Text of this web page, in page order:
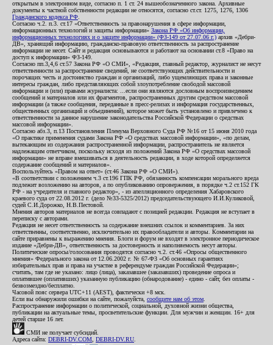
открытым в электронном виде, согласно п. 1 ст. 24 вышеобозначенного закона. Архивные
документы к частной собственности редакции не относятся, согласно ст.ст. 1275, 1276, 1306
Гражданского кодекса РФ
Согласно ч.2. п.3. ст.17 «Ответственность за правонарушения в сфере информации,
информационных технологий и защиты информации» Закона РФ «Об информации,
информационных технологиях и о защите информации» (ФЗ-149 от 27.07.06 г.) архив «Дебри-
ДВ», хранящий информацию, гражданско-правовую ответственность за распространение
информации не несет. Сайт и редакция основываются и работают на основании ст.8 «Право на
доступ к информации» ФЗ-149.
Согласно пп.3,4,6 ст.57 Закона РФ «О СМИ», «Редакция, главный редактор, журналист не несут
ответственности за распространение сведений, не соответствующих действительности и
порочащих честь и достоинство граждан и организаций, либо ущемляющих права и законные
интересы граждан, либо представляющих собой злоупотребление свободой массовой
информации и (или) правами журналиста: ...если они являются дословным воспроизведением
сообщений и материалов или их фрагментов, распространенных другим средством массовой
информации (а также сообщения, переданные в пресс-релизах и информация государственных,
общественных организаций и объединений), которое может быть установлено и привлечено к
ответственности за данное нарушение законодательства Российской Федерации о средствах
массовой информации».
Согласно абз.3, п.13 Постановления Пленума Верховного Суда РФ №16 от 15 июня 2010 года
«О практике применения судами Закона РФ «О средствах массовой информации», «по делам,
вытекающим из содержания распространенной информации, распространитель не является
надлежащим ответчиком, поскольку исходя из положений Закона РФ «О средствах массовой
информации» не вправе вмешиваться в деятельность редакции, в ходе которой определяется
содержание сообщений и материалов».
Воспользуйтесь «Правом на ответ» (ст.46 Закона РФ «О СМИ»).
«В соответствии с положением ч.3 ст.196 ГПК РФ, обязанность компенсации морального вреда
подлежит возложению на авторов, а по опубликованию опровержения, в порядке ч.2 ст.152 ГК
РФ - на учредителя и главного редактор», - из апелляционного определения Хабаровского
краевого суда от 22.08.2012 г. (дело №33-5325/2012) председательствующего И.И.Куликовой,
судей С.И.Дорожко, Н.В.Пестовой.
Мнения авторов материалов не всегда совпадают с позицией редакции. Редакция не вступает в
переписку с авторами.
Редакция не несет ответственность за содержание внешних ссылок и комментариев. За них
ответственны, соответственно, исключительно их правообладатели и авторы. Комментарии на
сайте приравнены к выражению мнения. Блоги и форум не входят в электронное периодическое
издание «Дебри-ДВ», ответственность за достоверность и наполняемость несут авторы.
Политические опросы/голосования проводятся согласно ч.2. ст.46 «Опросы общественного
мнения» Федерального закона от 12.06.2002 г. № 67-ФЗ «Об основных гарантиях
избирательных прав и права на участие в референдуме граждан Российской Федерации»;
считать, там где не указано: лицо (лица), заказавшее (заказавших) проведение опроса и
оплатившее (оплативших) указанную публикацию (обнародование) - едино - сайт, без оплаты -
безвозмездно/бесплатно.
Часовой пояс сервера UTC+11 (AEST), фактически +8 мск.
Если вы обнаружили ошибки на сайте, пожалуйста, сообщите нам об этом
Распространение информации о политической, социальной, духовной жизни общества,
публикации на актуальные темы, просветительские функции. Для мужчин и женщин. 16+ для
детей старше 16 лет.
СМИ не получает субсидий.
Адреса сайта: DEBRI-DV.COM DEBRI-DV.RU